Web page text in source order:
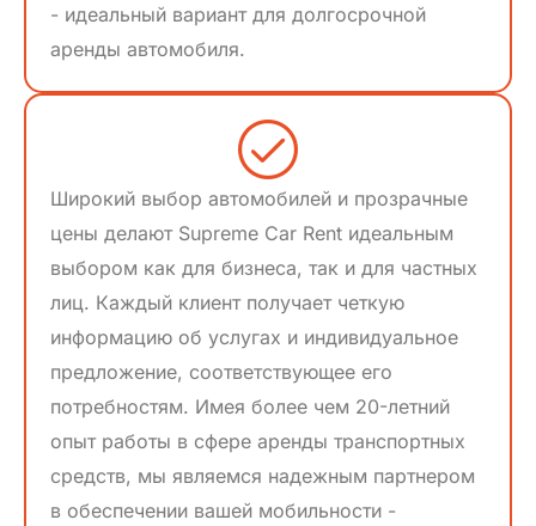
- идеальный вариант для долгосрочной
аренды автомобиля.
Широкий выбор автомобилей и прозрачные
цены делают Supreme Car Rent идеальным
выбором как для бизнеса, так и для частных
лиц. Каждый клиент получает четкую
информацию об услугах и индивидуальное
предложение, соответствующее его
потребностям. Имея более чем 20-летний
опыт работы в сфере аренды транспортных
средств, мы являемся надежным партнером
в обеспечении вашей мобильности -